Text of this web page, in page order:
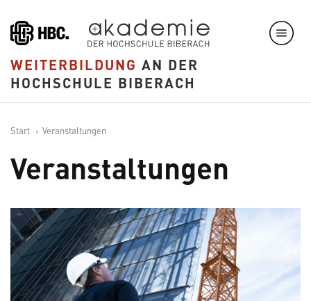
zum
Inhalt
WEITERBILDUNG AN DER
HOCHSCHULE BIBERACH
Start Veranstaltungen
Veranstaltungen